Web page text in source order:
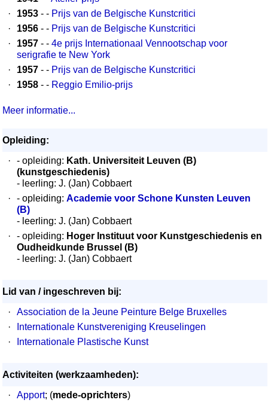
·
1953 - - Prijs van de Belgische Kunstcritici
·
1956 - - Prijs van de Belgische Kunstcritici
·
1957 - - 4e prijs Internationaal Vennootschap voor
serigrafie te New York
·
1957 - - Prijs van de Belgische Kunstcritici
·
1958 - - Reggio Emilio-prijs
Meer informatie...
Opleiding:
·
- opleiding: Kath. Universiteit Leuven (B)
(kunstgeschiedenis)
- leerling: J. (Jan) Cobbaert
·
- opleiding: Academie voor Schone Kunsten Leuven
(B)
- leerling: J. (Jan) Cobbaert
·
- opleiding: Hoger Instituut voor Kunstgeschiedenis en
Oudheidkunde Brussel (B)
- leerling: J. (Jan) Cobbaert
Lid van / ingeschreven bij:
·
Association de la Jeune Peinture Belge Bruxelles
·
Internationale Kunstvereniging Kreuselingen
·
Internationale Plastische Kunst
Activiteiten (werkzaamheden):
·
Apport; (mede-oprichters)